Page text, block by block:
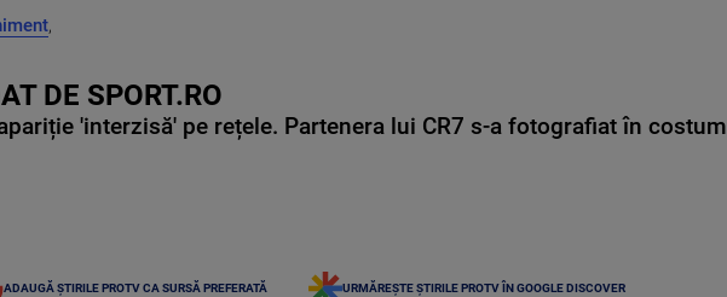
,
DE SPORT.RO
'interzisă' pe rețele. Partenera lui CR7 s-a fotografiat în costum
ADAUGĂ ȘTIRILE PROTV CA SURSĂ PREFERATĂ URMĂREȘTE ȘTIRILE PROTV ÎN GOOGLE DISCOVER